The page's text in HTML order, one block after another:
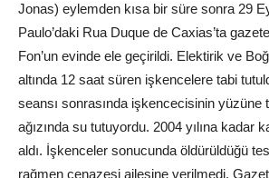
Jonas) eylemden kısa bir süre sonra 29
Paulo’daki Rua Duque de Caxias’ta
Fon’un evinde ele geçirildi. Elektirik ve
altında 12 saat süren işkencelere tabi
seansı sonrasında işkencecisinin yüzüne
ağızında su tutuyordu. 2004 yılına kadar
aldı. İşkenceler sonucunda öldürüldüğü
rağmen cenazesi ailesine verilmedi.